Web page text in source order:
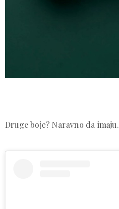
Druge boje? Naravno da imaju.